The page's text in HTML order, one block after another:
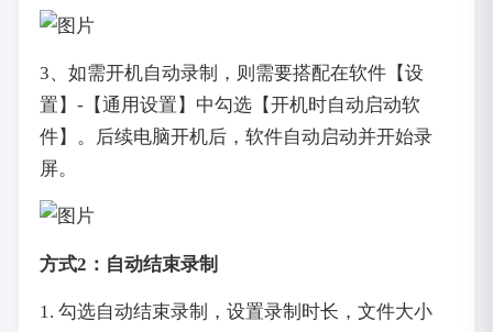
3、如需开机自动录制，则需要搭配在软件【设
置】-【通用设置】中勾选【开机时自动启动软
件】。后续电脑开机后，软件自动启动并开始录
屏。
方式2：自动结束录制
1. 勾选自动结束录制，设置录制时长，文件大小